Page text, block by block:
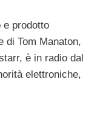
e prodotto
di Tom Manaton,
è in radio dal
elettroniche,